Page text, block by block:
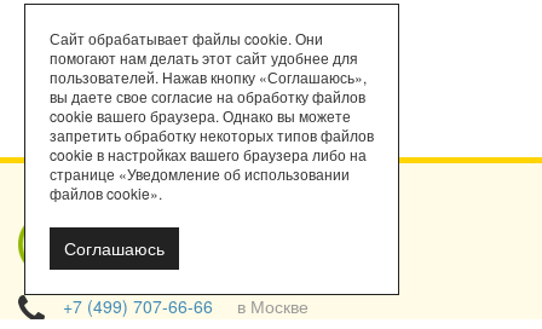
Мы работаем
с порталом
поставщиков!
+7 (499) 707-66-66 в Москве
Сайт обрабатывает файлы cookie. Они
помогают нам делать этот сайт удобнее для
пользователей. Нажав кнопку «Соглашаюсь»,
вы даете свое согласие на обработку файлов
cookie вашего браузера. Однако вы можете
запретить обработку некоторых типов файлов
cookie в настройках вашего браузера либо на
странице «Уведомление об использовании
файлов cookie».
Соглашаюсь